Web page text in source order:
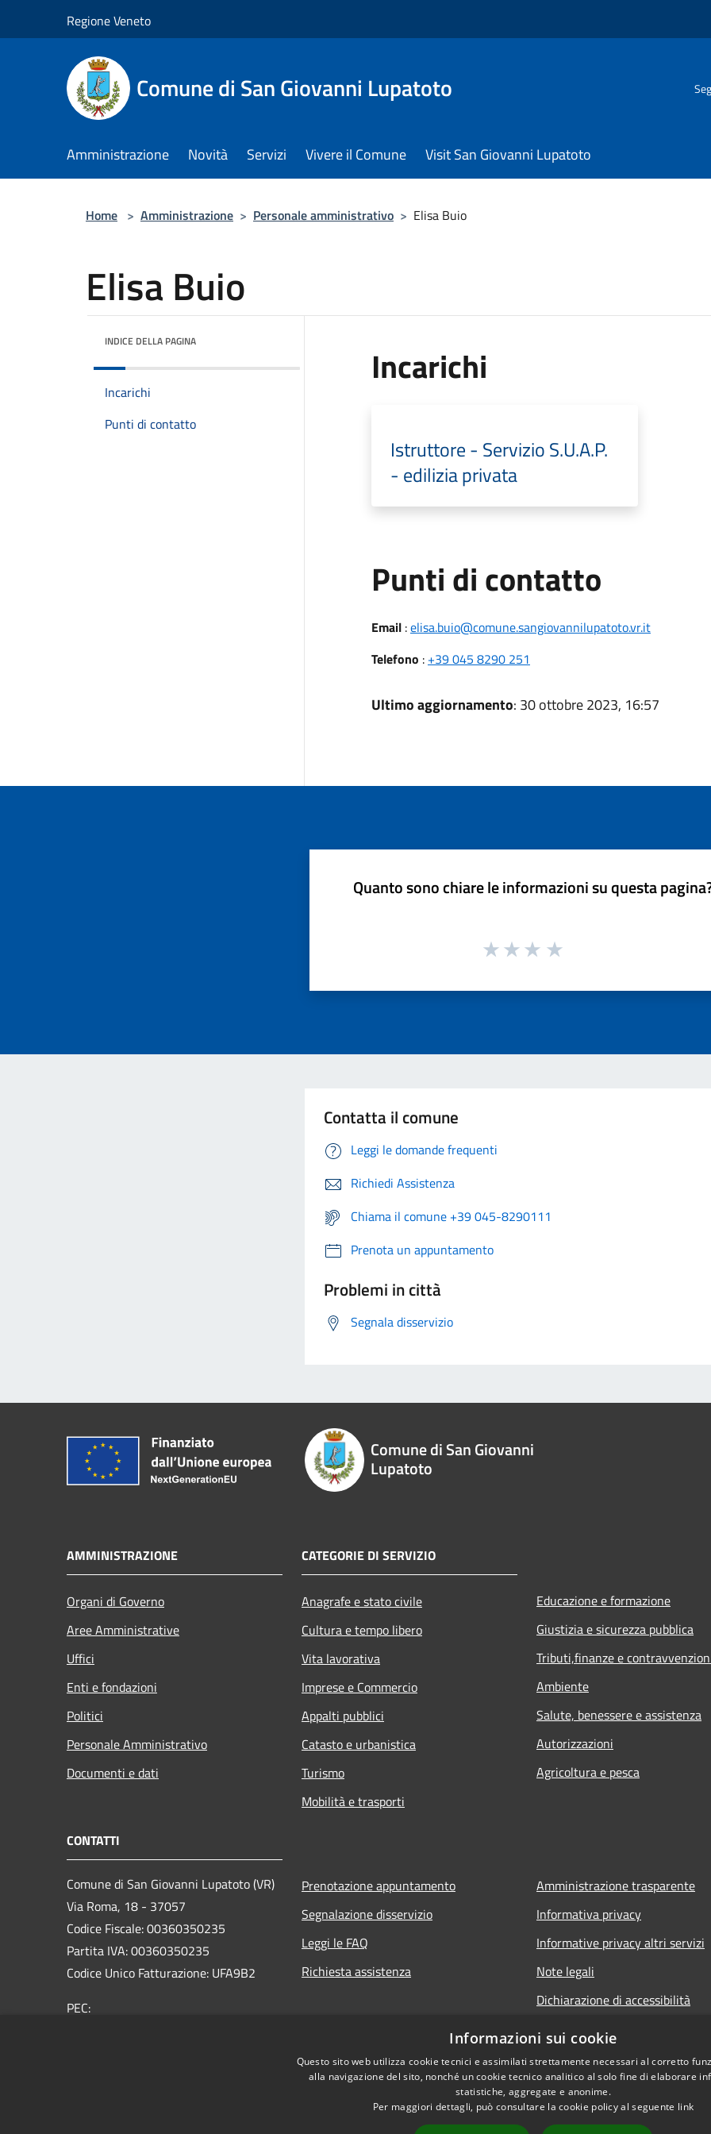
Regione Veneto
Comune di San Giovanni Lupatoto
Amministrazione Novità Servizi Vivere il Comune Visit San Giovanni Lupatoto
Home > Amministrazione > Personale amministrativo > Elisa Buio
Elisa Buio
INDICE DELLA PAGINA
Incarichi
Punti di contatto
Incarichi
Istruttore - Servizio S.U.A.P.
- edilizia privata
Punti di contatto
Email:elisa.buio@comune.sangiovannilupatoto.vr.it
Telefono : +39 045 8290 251
Ultimo aggiornamento: 30 ottobre 2023, 16:57
Quanto sono chiare le informazioni su questa
Contatta il comune
Leggi le domande frequenti
Richiedi Assistenza
Chiama il comune +39 045-8290111
Prenota un appuntamento
Problemi in città
Segnala disservizio
Comune di San Giovanni
Lupatoto
AMMINISTRAZIONE
Organi di Governo
Aree Amministrative
Uffici
Enti e fondazioni
Politici
Personale Amministrativo
Documenti e dati
CATEGORIE DI SERVIZIO
Anagrafe e stato civile
Cultura e tempo libero
Vita lavorativa
Imprese e Commercio
Appalti pubblici
Catasto e urbanistica
Turismo
Mobilità e trasporti
Educazione e formazione
Giustizia e sicurezza pubblica
Tributi,finanze e
Ambiente
Salute, benessere e assistenza
Autorizzazioni
Agricoltura e pesca
CONTATTI
Comune di San Giovanni Lupatoto (VR)
Via Roma, 18 - 37057
Codice Fiscale: 00360350235
Partita IVA: 00360350235
Codice Unico Fatturazione: UFA9B2
PEC:
Prenotazione appuntamento
Segnalazione disservizio
Leggi le FAQ
Richiesta assistenza
Amministrazione trasparente
Informativa privacy
Informative privacy altri servizi
Note legali
Dichiarazione di accessibilità
Informazioni sui cookie
Questo sito web utilizza cookie tecnici e assimilati strettamente necessari al corretto
alla navigazione del sito, nonché un cookie tecnico analitico al solo fine di elaborare
statistiche, aggregate e anonime.
Per maggiori dettagli, può consultare la cookie policy al seguente link